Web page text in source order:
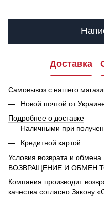
Доставка
Самовывоз с нашего
Новой почтой от
Подробнее о доставке
Наличными при
Кредитной картой
Условия возврата и обмена
ВОЗВРАЩЕНИЕ И ОБМЕН
Компания производит
качества согласно Закону